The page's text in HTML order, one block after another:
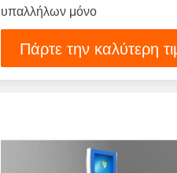
υπαλλήλων μόνο
Πάρτε την καλύτερη